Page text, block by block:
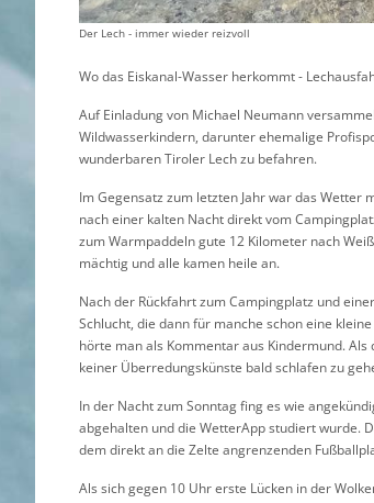
Der Lech - immer wieder reizvoll
Wo das Eiskanal-Wasser herkommt -
Auf Einladung von Michael Neumann
Wildwasserkindern, darunter ehemalige
wunderbaren Tiroler Lech zu befahren.
Im Gegensatz zum letzten Jahr war das Wetter
nach einer kalten Nacht direkt vom
zum Warmpaddeln gute 12 Kilometer nach
mächtig und alle kamen heile an.
Nach der Rückfahrt zum Campingplatz und
Schlucht, die dann für manche schon eine
hörte man als Kommentar aus Kindermund.
keiner Überredungskünste bald schlafen zu
In der Nacht zum Sonntag fing es wie
abgehalten und die WetterApp studiert wurde.
dem direkt an die Zelte angrenzenden
Als sich gegen 10 Uhr erste Lücken in der